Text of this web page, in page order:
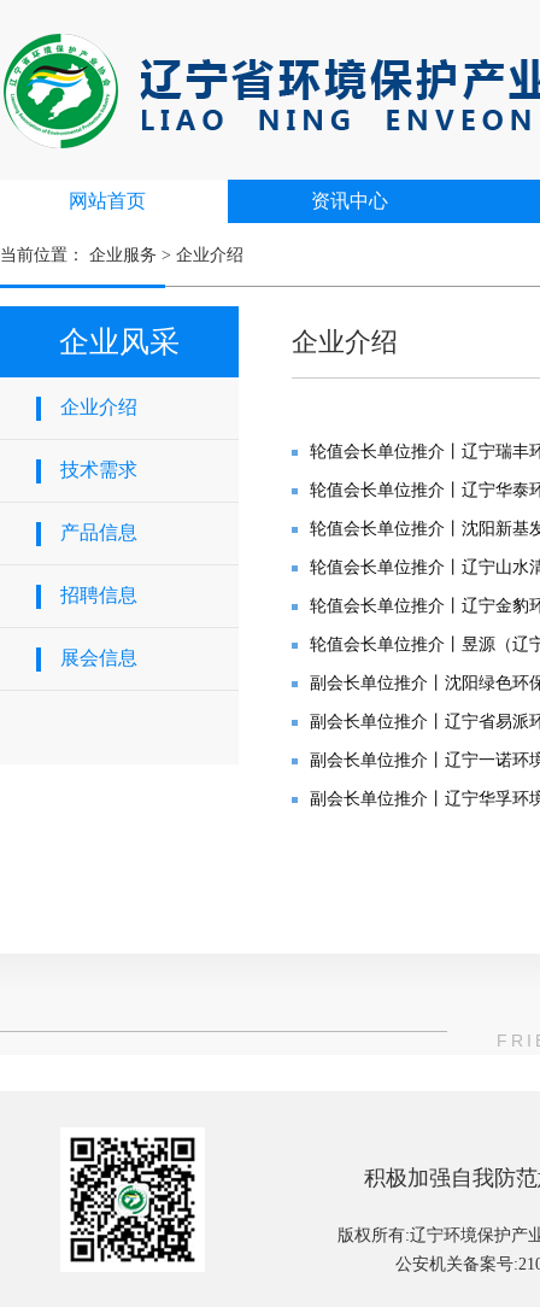
网站首页 资讯中心
当前位置： 企业服务 > 企业介绍
企业风采
企业介绍
技术需求
产品信息
招聘信息
展会信息
企业介绍
轮值会长单位推介丨辽宁瑞丰
轮值会长单位推介丨辽宁华泰
轮值会长单位推介丨沈阳新基
轮值会长单位推介丨辽宁山水
轮值会长单位推介丨辽宁金豹
轮值会长单位推介丨昱源（辽
副会长单位推介丨沈阳绿色环
副会长单位推介丨辽宁省易派
副会长单位推介丨辽宁一诺环
副会长单位推介丨辽宁华孚环
积极加强自我防
版权所有:辽宁环境保护产
公安机关备案号